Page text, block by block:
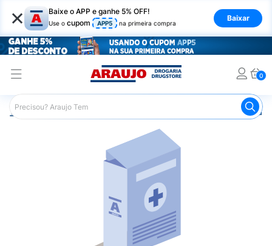
× Baixe o APP e ganhe 5% OFF!
Use o cupom APP5 na primeira compra
Baixar
0
Araujo Medicamentos Remédio para o Estômago e